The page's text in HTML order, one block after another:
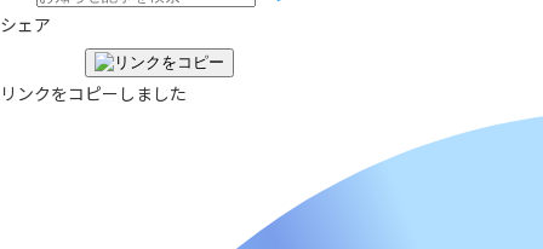
シェア
リンクをコピーしました